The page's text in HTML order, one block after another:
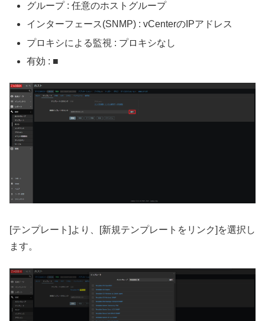
グループ : 任意のホストグループ
インターフェース(SNMP) : vCenterのIPアドレス
プロキシによる監視 : プロキシなし
有効 : ■
[テンプレート]より、[新規テンプレートをリンク]を選択し
ます。